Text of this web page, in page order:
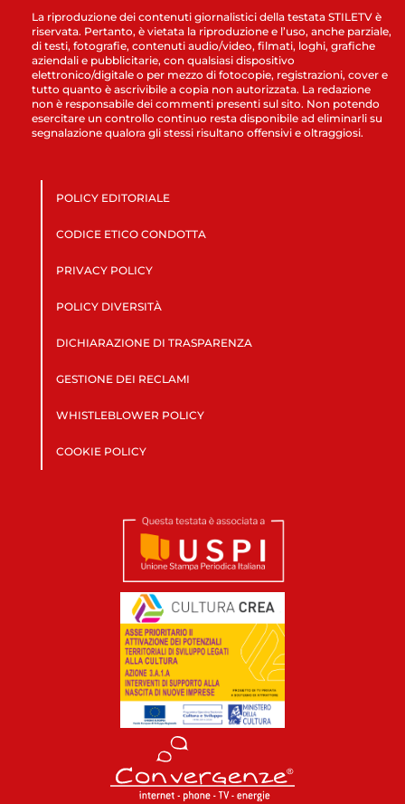
La riproduzione dei contenuti giornalistici della testata STILETV è
riservata. Pertanto, è vietata la riproduzione e l’uso, anche parziale,
di testi, fotografie, contenuti audio/video, filmati, loghi, grafiche
aziendali e pubblicitarie, con qualsiasi dispositivo
elettronico/digitale o per mezzo di fotocopie, registrazioni, cover e
tutto quanto è ascrivibile a copia non autorizzata. La redazione
non è responsabile dei commenti presenti sul sito. Non potendo
esercitare un controllo continuo resta disponibile ad eliminarli su
segnalazione qualora gli stessi risultano offensivi e oltraggiosi.
POLICY EDITORIALE
CODICE ETICO CONDOTTA
PRIVACY POLICY
POLICY DIVERSITÀ
DICHIARAZIONE DI TRASPARENZA
GESTIONE DEI RECLAMI
WHISTLEBLOWER POLICY
COOKIE POLICY